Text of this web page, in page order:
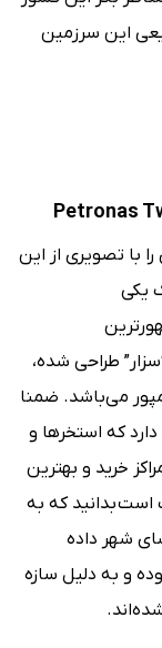
این سرزمین
با تصویری از این
یکی‌
طراحی شده،
می‌باشد. ضمنا
که استخرها و
خرید و بهترین
است بدانید که به
شهر داده
و به دلیل سازه